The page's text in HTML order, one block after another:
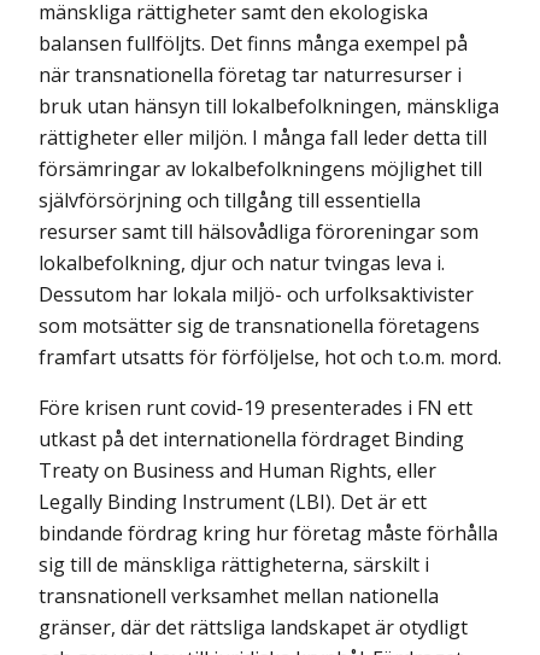
mänskliga rättigheter samt den ekologiska
balansen fullföljts. Det finns många exempel på
när transnationella företag tar naturresurser i
bruk utan hänsyn till lokalbefolkningen, mänskliga
rättigheter eller miljön. I många fall leder detta till
försämringar av lokalbefolkningens möjlighet till
självförsörjning och tillgång till essentiella
resurser samt till hälsovådliga föroreningar som
lokalbefolkning, djur och natur tvingas leva i.
Dessutom har lokala miljö- och urfolksaktivister
som motsätter sig de transnationella företagens
framfart utsatts för förföljelse, hot och t.o.m. mord.
Före krisen runt covid-19 presenterades i FN ett
utkast på det internationella för­draget Binding
Treaty on Business and Human Rights, eller
Legally Binding Instrument (LBI). Det är ett
bindande fördrag kring hur företag måste förhålla
sig till de mänskliga rättigheterna, särskilt i
transnationell verksamhet mellan nationella
gränser, där det rättsliga landskapet är otydligt